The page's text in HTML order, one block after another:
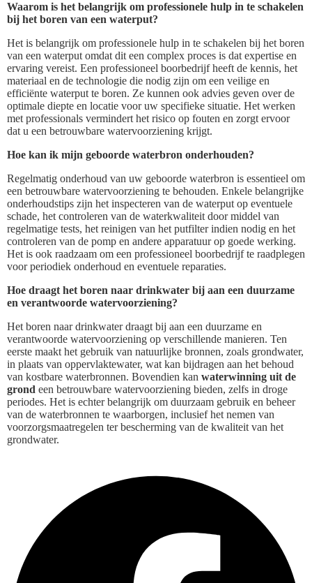
Waarom is het belangrijk om professionele hulp in te schakelen
bij het boren van een waterput?
Het is belangrijk om professionele hulp in te schakelen bij het boren
van een waterput omdat dit een complex proces is dat expertise en
ervaring vereist. Een professioneel boorbedrijf heeft de kennis, het
materiaal en de technologie die nodig zijn om een veilige en
efficiënte waterput te boren. Ze kunnen ook advies geven over de
optimale diepte en locatie voor uw specifieke situatie. Het werken
met professionals vermindert het risico op fouten en zorgt ervoor
dat u een betrouwbare watervoorziening krijgt.
Hoe kan ik mijn geboorde waterbron onderhouden?
Regelmatig onderhoud van uw geboorde waterbron is essentieel om
een betrouwbare watervoorziening te behouden. Enkele belangrijke
onderhoudstips zijn het inspecteren van de waterput op eventuele
schade, het controleren van de waterkwaliteit door middel van
regelmatige tests, het reinigen van het putfilter indien nodig en het
controleren van de pomp en andere apparatuur op goede werking.
Het is ook raadzaam om een professioneel boorbedrijf te raadplegen
voor periodiek onderhoud en eventuele reparaties.
Hoe draagt het boren naar drinkwater bij aan een duurzame
en verantwoorde watervoorziening?
Het boren naar drinkwater draagt bij aan een duurzame en
verantwoorde watervoorziening op verschillende manieren. Ten
eerste maakt het gebruik van natuurlijke bronnen, zoals grondwater,
in plaats van oppervlaktewater, wat kan bijdragen aan het behoud
van kostbare waterbronnen. Bovendien kan waterwinning uit de
grond een betrouwbare watervoorziening bieden, zelfs in droge
periodes. Het is echter belangrijk om duurzaam gebruik en beheer
van de waterbronnen te waarborgen, inclusief het nemen van
voorzorgsmaatregelen ter bescherming van de kwaliteit van het
grondwater.